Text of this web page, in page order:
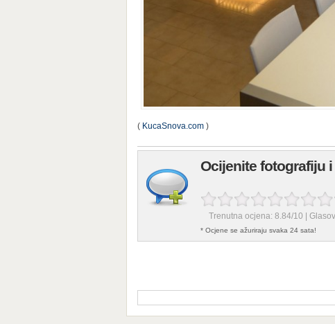
( KucaSnova.com )
Ocijenite fotografiju
Trenutna ocjena: 8.84/10 |
* Ocjene se ažuriraju svaka 24 sata!